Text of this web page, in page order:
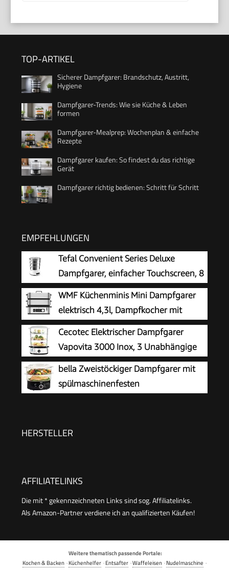
TOP-ARTIKEL
Sicherer Dampfgarer: Brandschutz, Austritt,
Hygiene
Dampfgarer-Trends: Wie sie Küche & Leben
formen
Dampfgarer-Mealprep: Wochenplan & einfache
Rezepte
Dampfgarer kaufen: So findest du das richtige
Gerät
Dampfgarer richtig bedienen: Schritt für Schritt
EMPFEHLUNGEN
Tefal Convenient Series Deluxe
Dampfgarer, einfacher Touchscreen, 8
Programme, Garen auf 3 Ebenen,
Behälter aus Edelstahl, langlebige Qualität,
gesunde Zubereitung, Edelstahl/weiß, VC502D
WMF Küchenminis Mini Dampfgarer
elektrisch 4,3l, Dampfkocher mit
Memory-Funktion, elektrische
Dampfgarer, Warmhaltefunktion,
Restlaufzeitanzeige, 2 Garbehälter
Cecotec Elektrischer Dampfgarer
Vapovita 3000 Inox, 3 Unabhängige
Behälter, Reisschale, 60 Min Timer, 2
seitliche Wassereinlässe, Grau, 800W, BPA-frei,
Spülmaschinengeeignet, Edelstahl, 9L Kapazität
bella Zweistöckiger Dampfgarer mit
spülmaschinenfesten
schnelles,gleichzeitiges Garen-automatische
HERSTELLER
AFFILIATELINKS
Die mit * gekennzeichneten Links sind sog. Affiliatelinks.
Als Amazon-Partner verdiene ich an qualifizierten Käufen!
Weitere thematisch passende Portale:
Kochen & Backen ·Küchenhelfer ·Entsafter ·Waffeleisen ·Nudelmaschine ·